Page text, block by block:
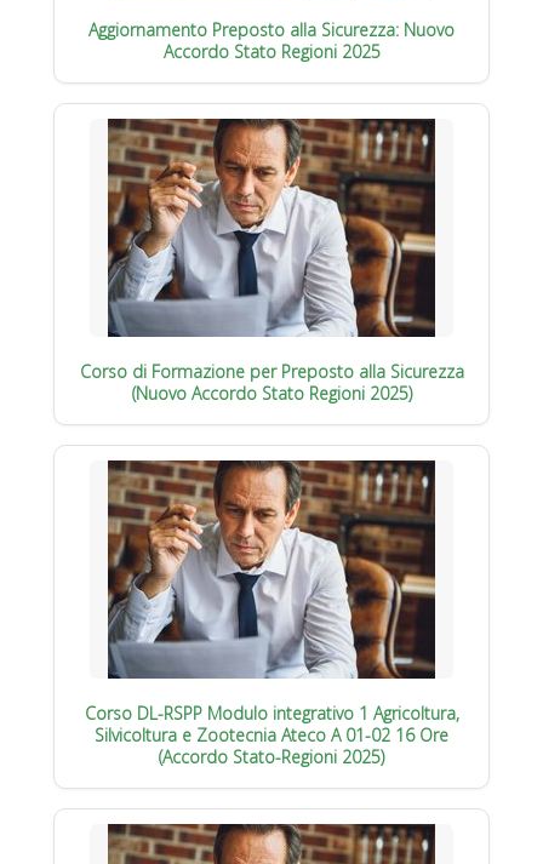
Aggiornamento Preposto alla Sicurezza: Nuovo
Accordo Stato Regioni 2025
Corso di Formazione per Preposto alla Sicurezza
(Nuovo Accordo Stato Regioni 2025)
Corso DL-RSPP Modulo integrativo 1 Agricoltura,
Silvicoltura e Zootecnia Ateco A 01-02 16 Ore
(Accordo Stato-Regioni 2025)